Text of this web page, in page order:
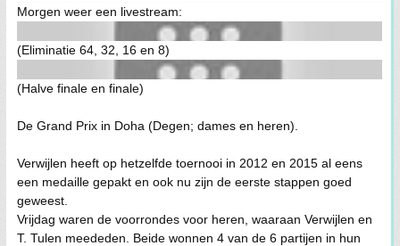
Morgen weer een livestream:
(Eliminatie 64, 32, 16 en 8)
(Halve finale en finale)
De Grand Prix in Doha (Degen; dames en heren).
Verwijlen heeft op hetzelfde toernooi in 2012 en 2015 al eens
een medaille gepakt en ook nu zijn de eerste stappen goed
geweest.
Vrijdag waren de voorrondes voor heren, waaraan Verwijlen en
T. Tulen meededen. Beide wonnen 4 van de 6 partijen in hun